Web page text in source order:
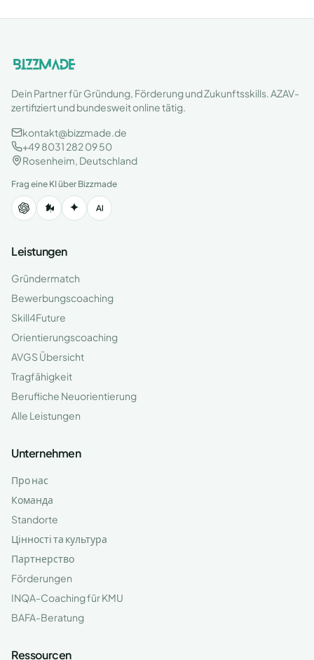
Dein Partner für Gründung, Förderung und Zukunftsskills. AZAV-
zertifiziert und bundesweit online tätig.
kontakt@bizzmade.de
+49 8031 282 09 50
Rosenheim, Deutschland
Frag eine KI über Bizzmade
Leistungen
Gründermatch
Bewerbungscoaching
Skill4Future
Orientierungscoaching
AVGS Übersicht
Tragfähigkeit
Berufliche Neuorientierung
Alle Leistungen
Unternehmen
Про нас
Команда
Standorte
Цінності та культура
Партнерство
Förderungen
INQA-Coaching für KMU
BAFA-Beratung
Ressourcen